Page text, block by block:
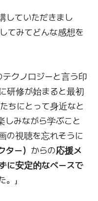
していただきまし
てみてどんな感想を
テクノロジーと言う印
研修が始まると最初
ちにとって身近なと
しみながら学ぶこと
の視聴を忘れそうに
ー） からの応援メ
に安定的なペースで
」